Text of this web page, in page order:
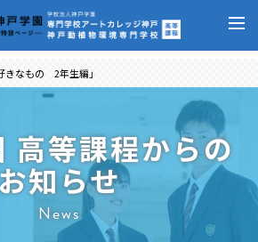
きなもの 2年生編」
高等課程からの
知らせ
News